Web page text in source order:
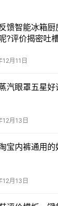
馈智能冰箱
?评价揭密吐
月11日
汽眼罩五星好
12月13日
宝内裤通用的
12月13日